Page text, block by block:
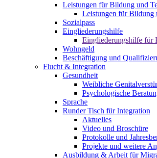
Leistungen für Bildung und
Leistungen für Bildung
Sozialpass
Eingliederungshilfe
Eingliederungshilfe für
Wohngeld
Beschäftigung und
Flucht & Integration
Gesundheit
Weibliche
Psychologische
Sprache
Runder Tisch für Integration
Aktuelles
Video und Broschüre
Protokolle und
Projekte und weitere
Ausbildung & Arbeit für